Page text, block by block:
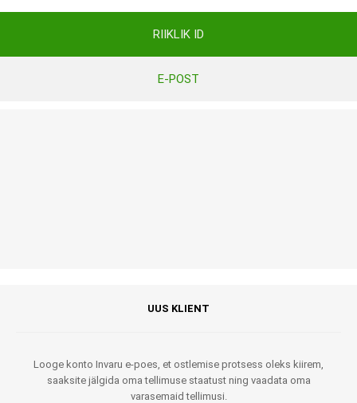
RIIKLIK ID
E-POST
UUS KLIENT
Looge konto Invaru e-poes, et ostlemise protsess oleks kiirem,
saaksite jälgida oma tellimuse staatust ning vaadata oma
varasemaid tellimusi.